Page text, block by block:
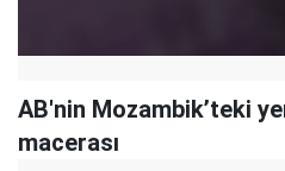
AB'nin Mozambik’teki
macerası